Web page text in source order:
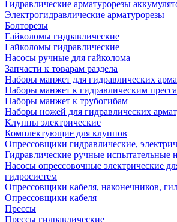
Гидравлические арматурорезы
Электрогидравлические арматурорезы
Болторезы
Гайколомы гидравлические
Гайколомы гидравлические
Насосы ручные для гайколома
Запчасти к товарам раздела
Наборы манжет для гидравлических
Наборы манжет к гидравлическим
Наборы манжет к трубогибам
Наборы ножей для гидравлических
Клуппы электрические
Комплектующие для клуппов
Опрессовщики гидравлические,
Гидравлические ручные испытательные
Насосы опрессовочные электрические
гидросистем
Опрессовщики кабеля, наконечников,
Опрессовщики кабеля
Прессы
Прессы гидравлические